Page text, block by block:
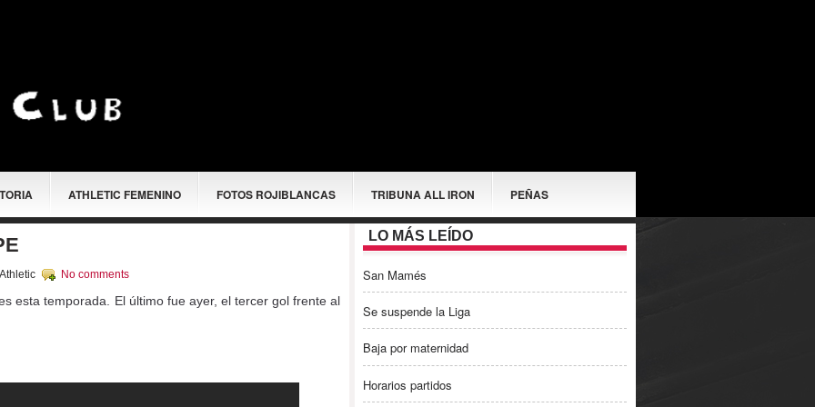
ATHLETIC FEMENINO FOTOS ROJIBLANCAS TRIBUNA ALL IRON PEÑAS
No comments
esta temporada. El último fue ayer, el tercer gol frente al
LO MÁS LEÍDO
San Mamés
Se suspende la Liga
Baja por maternidad
Horarios partidos